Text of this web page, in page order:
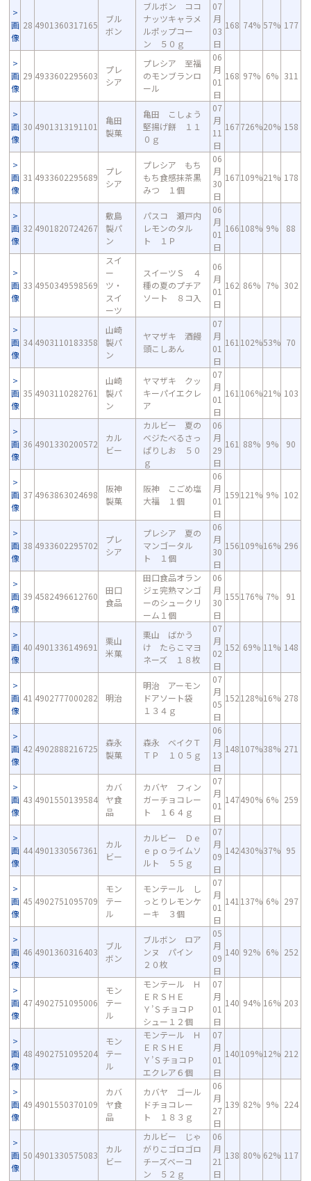
画
像
28 4901360317165
ブル
ボン
ブルボン ココ
ナッツキャラメ
ルポップコー
ン ５０ｇ
07
月
03
日
168 74% 57% 177
画
像
29 4933602295603
プレ
シア
プレシア 至福
のモンブランロ
ール
06
月
01
日
168 97% 6% 311
画
像
30 4901313191101
亀田
製菓
亀田 こしょう
堅揚げ餅 １１
０ｇ
07
月
11
日
167726%20% 158
画
像
31 4933602295689
プレ
シア
プレシア もち
もち食感抹茶黒
みつ １個
06
月
30
日
167109%21% 178
画
像
32 4901820724267
敷島
製パ
ン
パスコ 瀬戸内
レモンのタル
ト １Ｐ
06
月
01
日
166108% 9% 88
画
像
33 4950349598569
スイ
ー
ツ・
スイ
ーツ
スイーツＳ ４
種の夏のプチア
ソート ８コ入
06
月
01
日
162 86% 7% 302
画
像
34 4903110183358
山崎
製パ
ン
ヤマザキ 酒饅
頭こしあん
07
月
01
日
161 102%53% 70
画
像
35 4903110282761
山崎
製パ
ン
ヤマザキ クッ
キーパイエクレ
ア
07
月
01
日
161 106%21% 103
画
像
36 4901330200572
カル
ビー
カルビー 夏の
ベジたべるさっ
ぱりしお ５０
ｇ
06
月
29
日
161 88% 9% 90
画
像
37 4963863024698
阪神
製菓
阪神 こごめ塩
大福 １個
06
月
01
日
159121% 9% 102
画
像
38 4933602295702
プレ
シア
プレシア 夏の
マンゴータル
ト １個
06
月
30
日
156109%16% 296
画
像
39 4582496612760
田口
食品
田口食品オラン
ジェ完熟マンゴ
ーのシュークリ
ーム１個
06
月
30
日
155176% 7% 91
画
像
40 4901336149691
栗山
米菓
栗山 ばかう
け たらこマヨ
ネーズ １８枚
07
月
02
日
152 69% 11% 148
画
像
41 4902777000282 明治
明治 アーモン
ドアソート袋
１３４ｇ
07
月
05
日
152128%16% 278
画
像
42 4902888216725
森永
製菓
森永 ベイクＴ
ＴＰ １０５ｇ
06
月
13
日
148107%38% 271
画
像
43 4901550139584
カバ
ヤ食
品
カバヤ フィン
ガーチョコレー
ト １６４ｇ
07
月
01
日
147490% 6% 259
画
像
44 4901330567361
カル
ビー
カルビー Ｄｅ
ｅｐｏライムソ
ルト ５５ｇ
07
月
09
日
142430%37% 95
画
像
45 4902751095709
モン
テー
ル
モンテール し
っとりレモンケ
ーキ ３個
07
月
01
日
141 137% 6% 297
画
像
46 4901360316403
ブル
ボン
ブルボン ロア
ンヌ パイン
２０枚
05
月
09
日
140 92% 6% 252
画
像
47 4902751095006
モン
テー
ル
モンテール Ｈ
ＥＲＳＨＥ
Ｙ’ＳチョコＰ
シュー１２個
07
月
01
日
140 94% 16% 203
画
像
48 4902751095204
モン
テー
ル
モンテール Ｈ
ＥＲＳＨＥ
Ｙ’ＳチョコＰ
エクレア６個
07
月
01
日
140109%12% 212
画
像
49 4901550370109
カバ
ヤ食
品
カバヤ ゴール
ドチョコレー
ト １８３ｇ
06
月
27
日
139 82% 9% 224
画
像
50 4901330575083
カル
ビー
カルビー じゃ
がりこゴロゴロ
チーズベーコ
ン ５２ｇ
06
月
21
日
138 80% 62% 117